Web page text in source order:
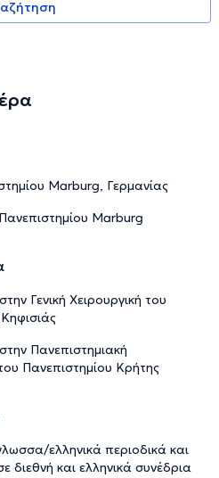
Marburg, Γερμανίας
Marburg
Γενική Χειρουργική του
Πανεπιστημιακή
Πανεπιστημίου Κρήτης
ελληνικά περιοδικά και
διεθνή και ελληνικά συνέδρια